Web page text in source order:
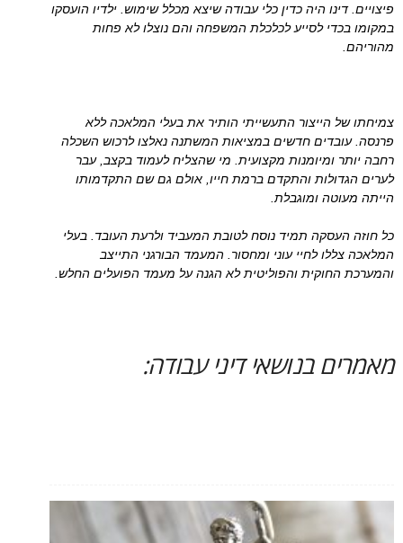
פיצויים. דינו היה כדין כלי עבודה שיצא מכלל שימוש. ילדיו הועסקו
במקומו בכדי לסייע לכלכלת המשפחה והם נוצלו לא פחות
מהוריהם.
צמיחתו של הייצור התעשייתי הותיר את בעלי המלאכה ללא
פרנסה. עובדים חדשים במציאות המשתנה נאלצו לרכוש השכלה
רחבה יותר ומיומנות מקצועית. מי שהצליח לעמוד בקצב, עבר
לערים הגדולות והתקדם ברמת חייו, אולם גם שם התקדמותו
הייתה מעוטה ומוגבלת.
כל חוזה העסקה תמיד נוסח לטובת המעביד ולרעת העובד. בעלי
המלאכה צללו לחיי עוני ומחסור. המעמד הבורגני התייצב
והמערכת החוקית והפוליטית לא הגנה על מעמד הפועלים החלש.
מאמרים בנושאי דיני עבודה: